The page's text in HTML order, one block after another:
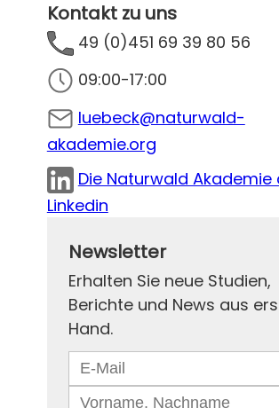
Kontakt zu uns
49 (0)451 69 39 80 56
09:00-17:00
luebeck@naturwald-
akademie.org
Die Naturwald Akademie
Linkedin
Newsletter
Erhalten Sie neue Studien,
Berichte und News aus
Hand.